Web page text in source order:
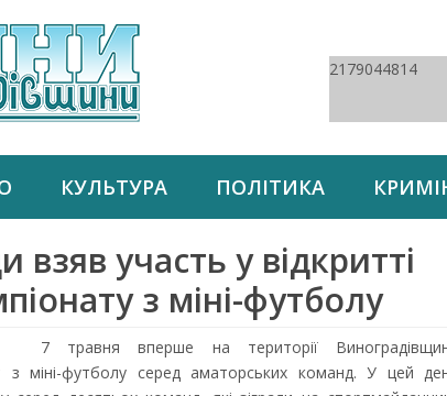
2179044814
КУЛЬТУРА ПОЛІТИКА
взяв участь у відкритті
з міні-футболу
7 травня вперше на території
з міні-футболу серед аматорських команд. У цей